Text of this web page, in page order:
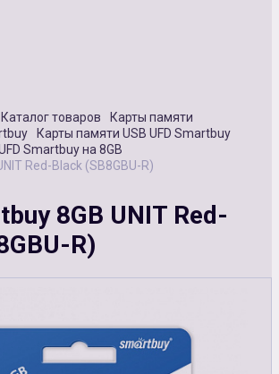
Каталог товаров
Карты памяти
Карты памяти USB UFD Smartbuy
Smartbuy на 8GB
Red-Black (SB8GBU-R)
8GB UNIT Red-
R)